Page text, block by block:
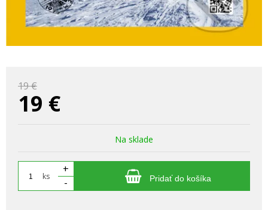
19 €
19 €
Na sklade
ks
+
-
Pridať do košíka